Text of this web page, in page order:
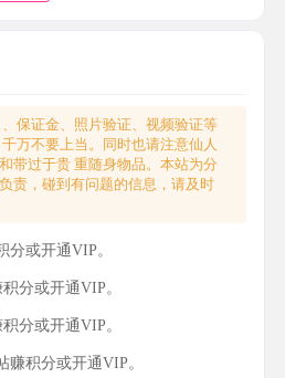
保证金、照片验证、视频验证等
万不要上当。同时也请注意仙人
带过于贵 重随身物品。本站为分
责，碰到有问题的信息，请及时
分或开通VIP。
分或开通VIP。
分或开通VIP。
赚积分或开通VIP。